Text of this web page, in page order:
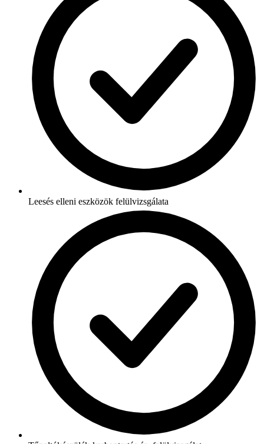
Leesés elleni eszközök felülvizsgálata